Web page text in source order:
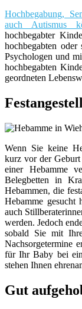
Hochbegabung,
auch Autismus
hochbegabter
hochbegabten
Psychologen und
hochbegabten
geordneten
Wenn Sie keine
kurz vor der Geburt
einer Hebamme
Belegbetten in
Hebammen, die
Hebamme
auch
werden. Jedoch
sobald Sie mit
Nachsorgetermine
für Ihr Baby bei
stehen Ihnen
Gut